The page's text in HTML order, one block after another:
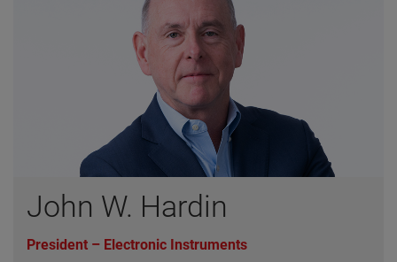
John W. Hardin
President – Electronic Instruments